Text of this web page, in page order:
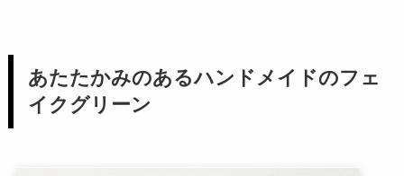
あたたかみのあるハンドメイドのフェ
イクグリーン